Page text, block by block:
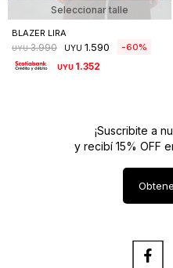
Seleccionar talle
BLAZER LIRA
UYU 3.990 UYU 1.590 60
UYU 1.352
¡Suscribite a
y recibí 15% OFF
